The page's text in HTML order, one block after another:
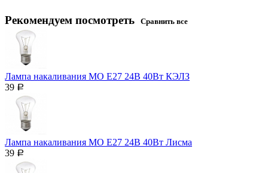
Рекомендуем посмотреть Сравнить все
Лампа накаливания МО Е27 24В 40Вт КЭЛЗ
39 Р
Лампа накаливания МО Е27 24В 40Вт Лисма
39 Р